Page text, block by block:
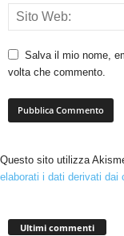
Salva il mio nome,
volta che commento.
Questo sito utilizza
elaborati i dati derivati dai
Ultimi commenti